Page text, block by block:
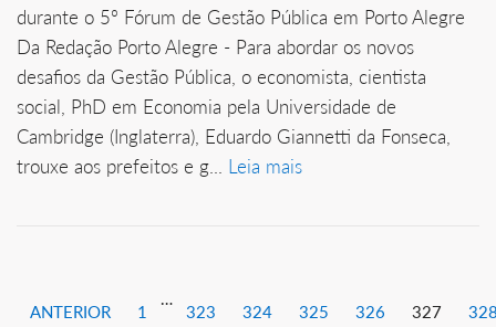
durante o 5º Fórum de Gestão Pública em Porto Alegre
Da Redação Porto Alegre - Para abordar os novos
desafios da Gestão Pública, o economista, cientista
social, PhD em Economia pela Universidade de
Cambridge (Inglaterra), Eduardo Giannetti da Fonseca,
trouxe aos prefeitos e g... Leia mais
ANTERIOR 1
…
323 324 325 326 327